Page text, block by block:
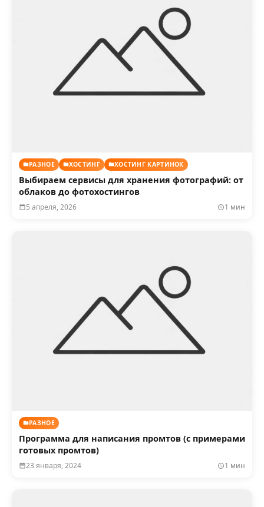
РАЗНОЕ ХОСТИНГ ХОСТИНГ КАРТИНОК
Выбираем сервисы для хранения фотографий: от
облаков до фотохостингов
5 апреля, 2026 1 мин
РАЗНОЕ
Программа для написания промтов (с примерами
готовых промтов)
23 января, 2024 1 мин